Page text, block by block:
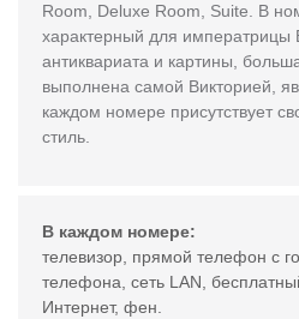
Room, Deluxe Room, Suite. В
характерный для императрицы
антиквариата и картины,
выполнена самой Викторией,
каждом номере присутствует
стиль.
В каждом номере:
телевизор, прямой телефон с
телефона, сеть LAN,
Интернет, фен.